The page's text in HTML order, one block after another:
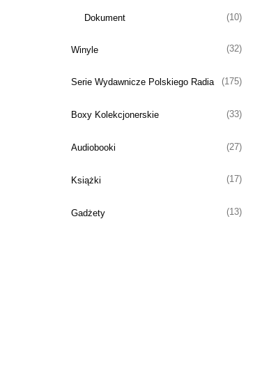
Dokument (10)
Winyle (32)
Serie Wydawnicze Polskiego Radia (175)
Boxy Kolekcjonerskie (33)
Audiobooki (27)
Książki (17)
Gadżety (13)